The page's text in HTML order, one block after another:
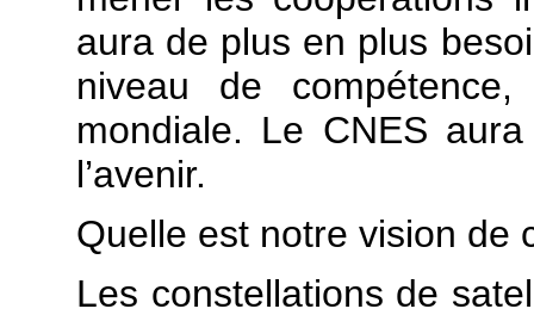
aura de plus en plus
niveau de
mondiale. Le CNES
l’avenir.
Quelle est notre vision de
Les constellations de